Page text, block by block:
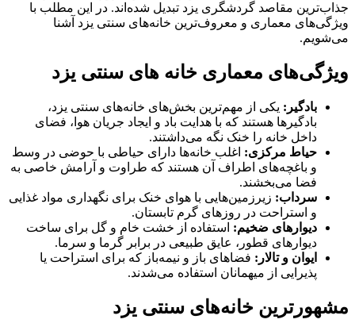
جذاب‌ترین مقاصد گردشگری یزد تبدیل شده‌اند. در این مطلب با
ویژگی‌های معماری و معروف‌ترین خانه‌های سنتی یزد آشنا
می‌شویم.
ویژگی‌های معماری خانه های سنتی یزد
بادگیر: یکی از مهم‌ترین بخش‌های خانه‌های سنتی یزد،
بادگیرها هستند که با هدایت باد و ایجاد جریان هوا، فضای
داخل خانه را خنک نگه می‌داشتند.
حیاط مرکزی: اغلب خانه‌ها دارای حیاطی با حوضی در وسط
و باغچه‌های اطراف آن هستند که طراوت و آرامش خاصی به
فضا می‌بخشند.
سرداب: زیرزمین‌هایی با هوای خنک برای نگهداری مواد غذایی
و استراحت در روزهای گرم تابستان.
دیوارهای ضخیم: استفاده از خشت خام و گل برای ساخت
دیوارهای قطور، عایق طبیعی در برابر گرما و سرما.
ایوان و تالار: فضاهای باز و نیمه‌باز که برای استراحت یا
پذیرایی از میهمانان استفاده می‌شدند.
مشهورترین خانه‌های سنتی یزد